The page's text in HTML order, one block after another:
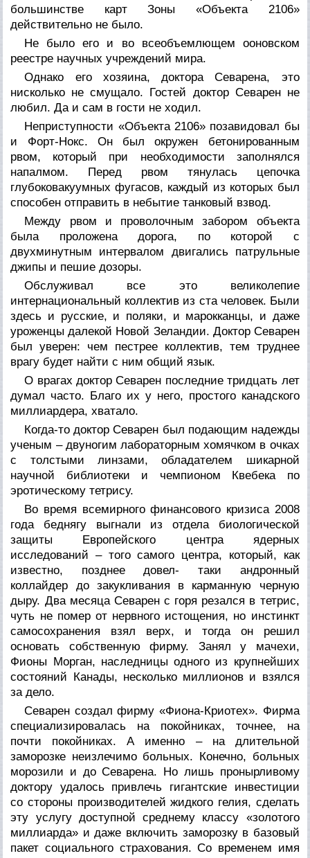
большинстве карт Зоны «Объекта 2106»
действительно не было.
Не было его и во всеобъемлющем ооновском
реестре научных учреждений мира.
Однако его хозяина, доктора Севарена, это
нисколько не смущало. Гостей доктор Севарен не
любил. Да и сам в гости не ходил.
Неприступности «Объекта 2106» позавидовал бы
и Форт-Нокс. Он был окружен бетонированным
рвом, который при необходимости заполнялся
напалмом. Перед рвом тянулась цепочка
глубоковакуумных фугасов, каждый из которых был
способен отправить в небытие танковый взвод.
Между рвом и проволочным забором объекта
была проложена дорога, по которой с
двухминутным интервалом двигались патрульные
джипы и пешие дозоры.
Обслуживал все это великолепие
интернациональный коллектив из ста человек. Были
здесь и русские, и поляки, и марокканцы, и даже
уроженцы далекой Новой Зеландии. Доктор Севарен
был уверен: чем пестрее коллектив, тем труднее
врагу будет найти с ним общий язык.
О врагах доктор Севарен последние тридцать лет
думал часто. Благо их у него, простого канадского
миллиардера, хватало.
Когда-то доктор Севарен был подающим надежды
ученым – двуногим лабораторным хомячком в очках
с толстыми линзами, обладателем шикарной
научной библиотеки и чемпионом Квебека по
эротическому тетрису.
Во время всемирного финансового кризиса 2008
года беднягу выгнали из отдела биологической
защиты Европейского центра ядерных
исследований – того самого центра, который, как
известно, позднее довел- таки андронный
коллайдер до закукливания в карманную черную
дыру. Два месяца Севарен с горя резался в тетрис,
чуть не помер от нервного истощения, но инстинкт
самосохранения взял верх, и тогда он решил
основать собственную фирму. Занял у мачехи,
Фионы Морган, наследницы одного из крупнейших
состояний Канады, несколько миллионов и взялся
за дело.
Севарен создал фирму «Фиона-Криотех». Фирма
специализировалась на покойниках, точнее, на
почти покойниках. А именно – на длительной
заморозке неизлечимо больных. Конечно, больных
морозили и до Севарена. Но лишь пронырливому
доктору удалось привлечь гигантские инвестиции
со стороны производителей жидкого гелия, сделать
эту услугу доступной среднему классу «золотого
миллиарда» и даже включить заморозку в базовый
пакет социального страхования. Со временем имя